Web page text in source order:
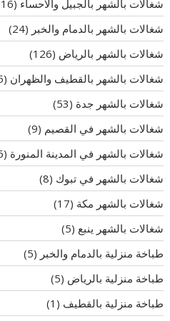
شغالات بالشهر بالجبيل والاحساء (16)
شغالات بالشهر بالدمام والخبر (24)
شغالات بالشهر بالرياض (126)
شغالات بالشهر بالقطيف والظهران (5)
شغالات بالشهر جدة (53)
شغالات بالشهر في القصيم (9)
شغالات بالشهر في المدينة المنورة (6)
شغالات بالشهر في تبوك (8)
شغالات بالشهر مكة (17)
شغالات بالشهر ينبع (5)
طباخة منزلية بالدمام والخبر (5)
طباخة منزلية بالرياض (5)
طباخة منزلية بالقطيف (1)